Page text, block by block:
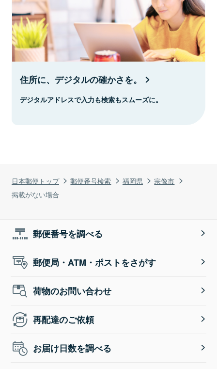
日本郵便トップ 郵便番号検索 福岡県
宗像市
掲載がない場合
住所に、デジタルの確かさを。
デジタルアドレスで入力も検索もスムーズに。
郵便番号を調べる
郵便局・ATM・ポストをさがす
荷物のお問い合わせ
再配達のご依頼
お届け日数を調べる